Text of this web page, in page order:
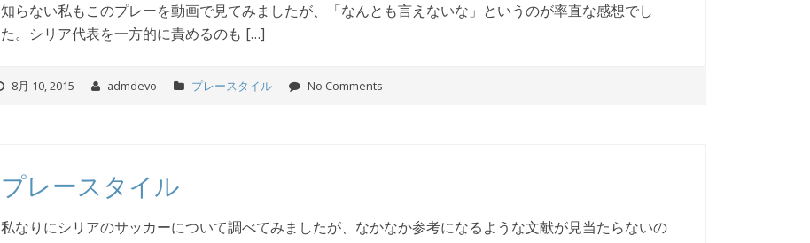
知らない私もこのプレーを動画で見てみましたが、「なんとも言えないな」というのが率直な感想でし
た。シリア代表を一方的に責めるのも […]
8月 10, 2015 admdevo プレースタイル No Comments
プレースタイル
私なりにシリアのサッカーについて調べてみましたが、なかなか参考になるような文献が見当たらないの